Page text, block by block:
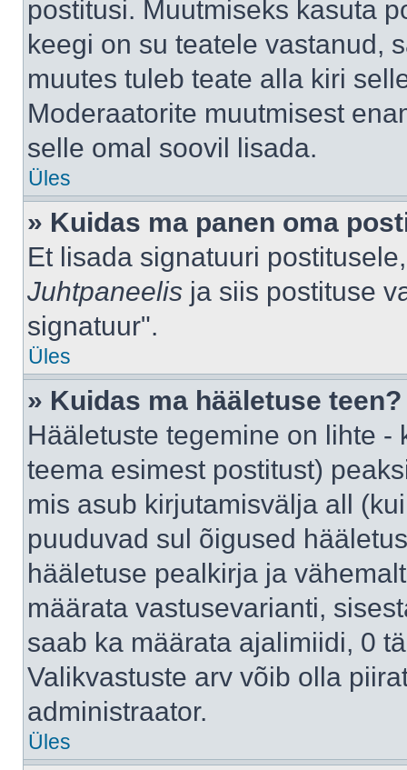
postitusi. Muutmiseks kasuta
keegi on su teatele vastanud,
muutes tuleb teate alla kiri
Moderaatorite muutmisest
selle omal soovil lisada.
Üles
» Kuidas ma panen oma
Et lisada signatuuri
Juhtpaneelis ja siis postituse
signatuur".
Üles
» Kuidas ma hääletuse teen?
Hääletuste tegemine on lihte
teema esimest postitust)
mis asub kirjutamisvälja all
puuduvad sul õigused
hääletuse pealkirja ja
määrata vastusevarianti,
saab ka määrata ajalimiidi, 0
Valikvastuste arv võib olla
administraator.
Üles